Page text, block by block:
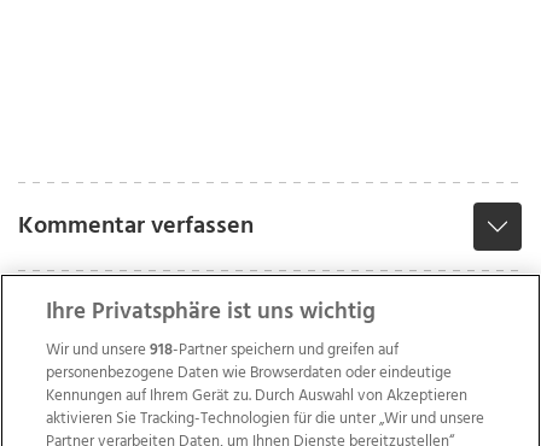
Kommentar verfassen
Ihre Privatsphäre ist uns wichtig
Wir und unsere918-Partner speichern und greifen auf
personenbezogene Daten wie Browserdaten oder eindeutige
Kennungen auf Ihrem Gerät zu. Durch Auswahl von Akzeptieren
aktivieren Sie Tracking-Technologien für die unter „Wir und unsere